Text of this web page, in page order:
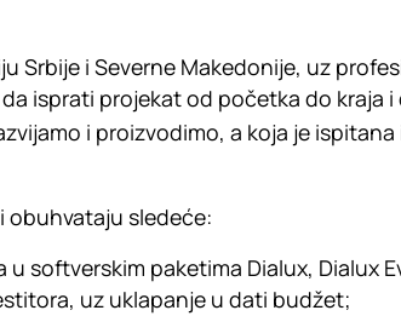
Srbije i Severne Makedonije, uz
isprati projekat od početka do kraja
i proizvodimo, a koja je
obuhvataju sledeće:
softverskim paketima Dialux, Dialux
uz uklapanje u dati budžet;